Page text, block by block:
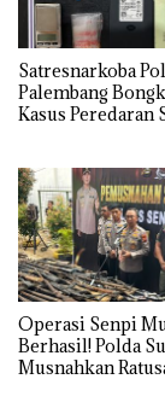
Satresnarkoba
Palembang
Kasus Peredaran
Operasi Senpi
Berhasil! Polda
Musnahkan